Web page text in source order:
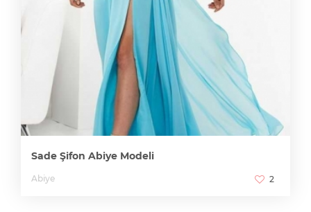
Sade Şifon Abiye Modeli
Abiye 2